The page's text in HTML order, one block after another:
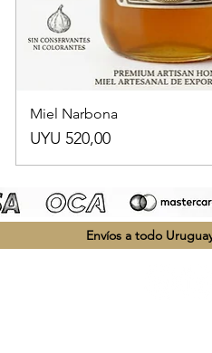
Miel Narbona
Preço
UYU 520,00
Envíos a todo